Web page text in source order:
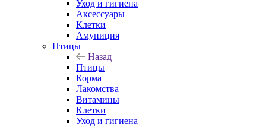
Уход и гигиена
Аксессуары
Клетки
Амуниция
Птицы
Назад
Птицы
Корма
Лакомства
Витамины
Клетки
Уход и гигиена